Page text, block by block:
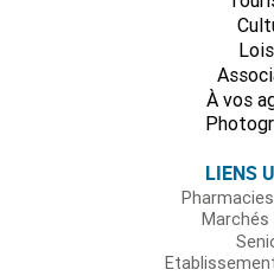
À vos
LIENS
Marchés